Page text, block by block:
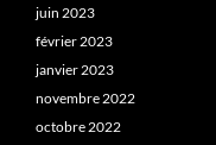
juin 2023
février 2023
janvier 2023
novembre 2022
octobre 2022